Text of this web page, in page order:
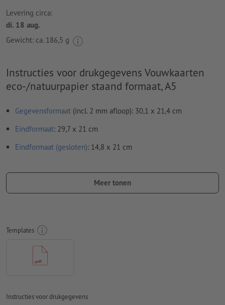
Levering circa:
di. 18 aug.
Gewicht: ca. 186,5 g
Instructies voor drukgegevens Vouwkaarten
eco-/natuurpapier staand formaat, A5
Gegevensformaat (incl. 2 mm afloop): 30,1 x 21,4 cm
Eindformaat: 29,7 x 21 cm
Eindformaat (gesloten): 14,8 x 21 cm
Stuur ons a.u.b. geen losse zijden, maar een samengestelde
buitenkant en samengestelde binnenkant - oftewel in totaal
vouwlijnen
Om ervoor te zorgen dat het motief bij het eindproduct niet
Resolutie:300 dpi
Meer tonen
Templates
Instructies voor drukgegevens